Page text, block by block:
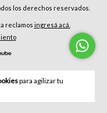
para agilizar tu
los derechos reservados.
reclamos ingresá acá.